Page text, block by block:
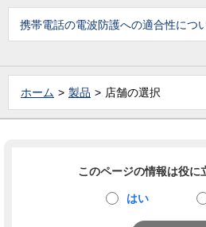
携帯電話の電波防護への適合性につ
ホーム 製品 店舗の選択
このページの情報は役に
はい